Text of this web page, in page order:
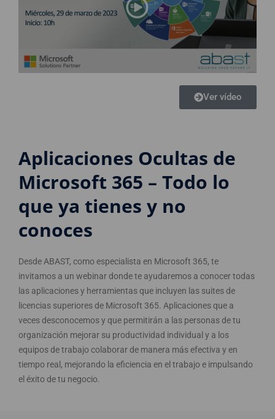
Ver vídeo
Aplicaciones Ocultas de
Microsoft 365 – Todo lo
que ya tienes y no
conoces
Desde ABAST, como especialista en Microsoft 365, te
invitamos a un webinar donde te ayudaremos a conocer todas
las aplicaciones y herramientas que incluyen las suites de
licencias superiores de Microsoft 365. Aplicaciones que a
veces desconocemos y que permitirán a las personas de tu
organización mejorar su productividad individual y a los
equipos de trabajo colaborar de manera más efectiva y en
tiempo real, mejorando la eficiencia en el trabajo e impulsando
el éxito de tu negocio.